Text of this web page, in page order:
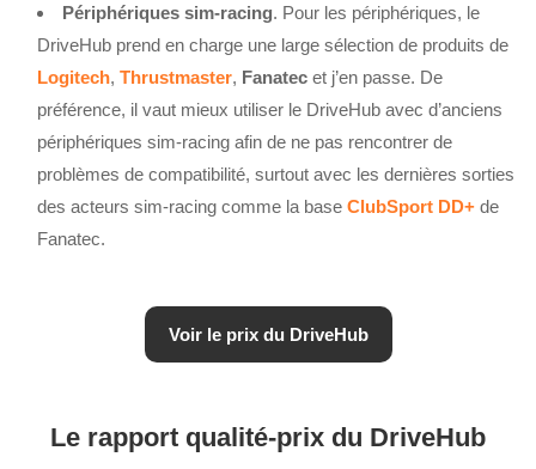
Périphériques sim-racing. Pour les périphériques, le
DriveHub prend en charge une large sélection de produits de
Logitech,Thrustmaster, Fanatec et j’en passe. De
préférence, il vaut mieux utiliser le DriveHub avec d’anciens
périphériques sim-racing afin de ne pas rencontrer de
problèmes de compatibilité, surtout avec les dernières sorties
des acteurs sim-racing comme la baseClubSport DD+ de
Fanatec.
Voir le prix du DriveHub
Le rapport qualité-prix du DriveHub